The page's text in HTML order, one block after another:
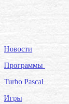
Новости
Программы
Turbo Pascal
Игры